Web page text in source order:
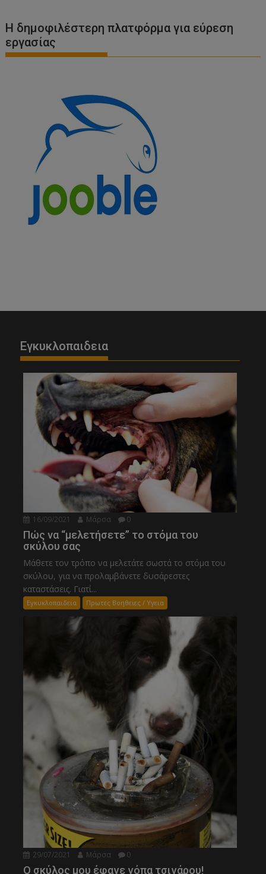
Η δημοφιλέστερη πλατφόρμα για εύρεση
εργασίας
Εγκυκλοπαιδεια
16/09/2021 Μάρσα 0
Πώς να “μελετήσετε” το στόμα του
σκύλου σας
Μάθετε τον τρόπο να μελετάτε σωστά το στόμα του
σκύλου, για να προλαμβάνετε δυσάρεστες
καταστάσεις. Γιατί...
Εγκυκλοπαιδεια Πρωτες Βοηθειες / Υγεια
29/07/2021 Μάρσα 0
Ο σκύλος μου έφαγε γόπα τσιγάρου!